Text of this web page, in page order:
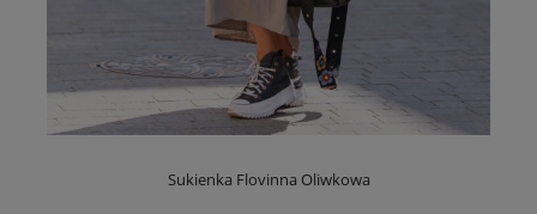
Sukienka Flovinna Oliwkowa